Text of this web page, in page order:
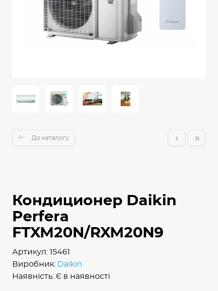
До каталогу ‹ »
Кондиционер Daikin
Perfera
FTXM20N/RXM20N9
Артикул: 15461
Виробник: Daikin
Наявність: Є в наявності